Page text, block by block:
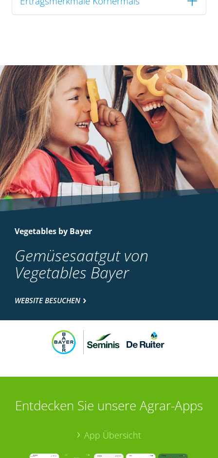
Vegetables by Bayer
Gemüsesaatgut von
Vegetables Bayer
WEBSITE BESUCHEN
Entdecken Sie unsere Agrar-Apps
App Übersicht